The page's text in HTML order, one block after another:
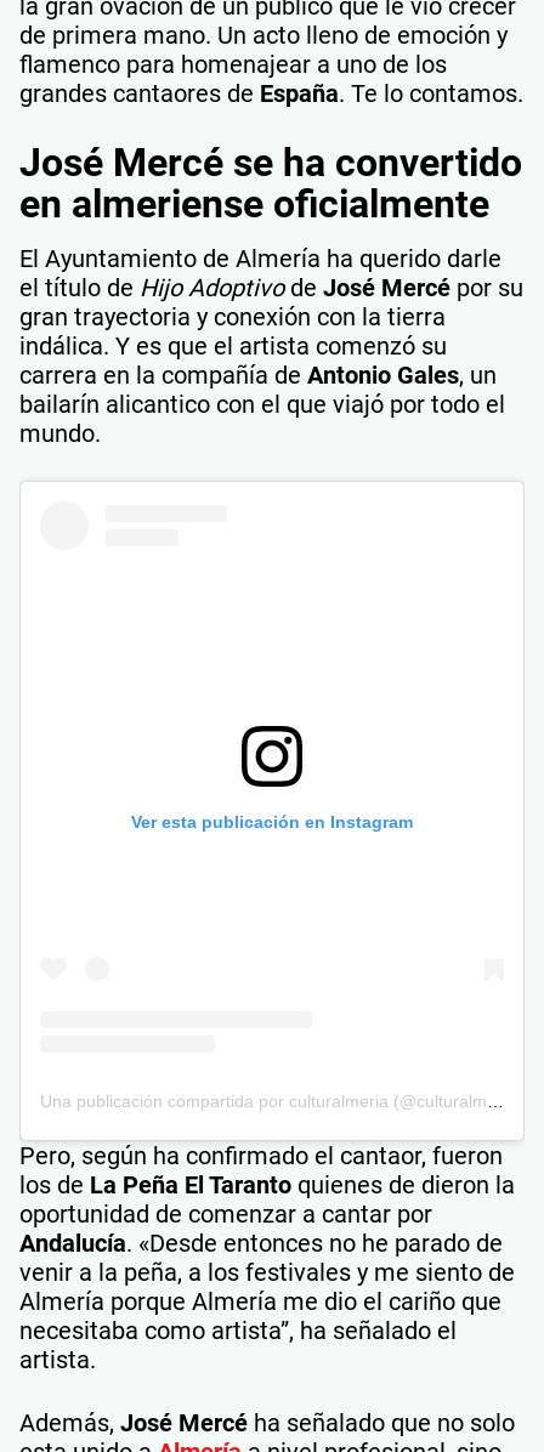
la gran ovación de un público que le vio crecer
de primera mano. Un acto lleno de emoción y
flamenco para homenajear a uno de los
grandes cantaores de España. Te lo contamos.
José Mercé se ha convertido
en almeriense oficialmente
El Ayuntamiento de Almería ha querido darle
el título de Hijo Adoptivode José Mercé por su
gran trayectoria y conexión con la tierra
indálica. Y es que el artista comenzó su
carrera en la compañía de Antonio Gales, un
bailarín alicantico con el que viajó por todo el
mundo.
Ver esta publicación en Instagram
Pero, según ha confirmado el cantaor, fueron
los de La Peña El Taranto quienes de dieron la
oportunidad de comenzar a cantar por
Andalucía. «Desde entonces no he parado de
venir a la peña, a los festivales y me siento de
Almería porque Almería me dio el cariño que
necesitaba como artista”, ha señalado el
artista.
Además, José Mercé ha señalado que no solo